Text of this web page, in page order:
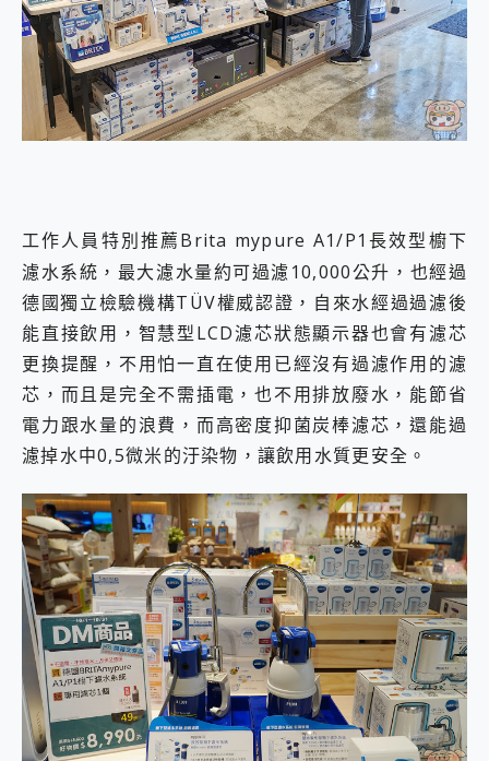
工作人員特別推薦 Brita mypure A1/P1長效型櫥下
濾水系統，最大濾水量約可過濾10,000公升，也經過
德國獨立檢驗機構TÜV權威認證，自來水經過過濾後
能直接飲用，智慧型LCD濾芯狀態顯示器也會有濾芯
更換提醒，不用怕一直在使用已經沒有過濾作用的濾
芯，而且是完全不需插電，也不用排放廢水，能節省
電力跟水量的浪費，而高密度抑菌炭棒濾芯，還能過
濾掉水中0,5微米的汙染物，讓飲用水質更安全。